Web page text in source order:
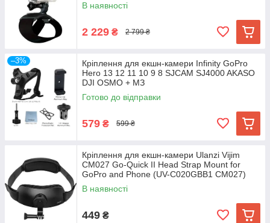
В наявності
2 229 ₴ 2 799 ₴
–3%
Кріплення для екшн-камери Infinity GoPro
Hero 13 12 11 10 9 8 SJCAM SJ4000 AKASO
DJI OSMO + МЗ
Готово до відправки
579 ₴ 599 ₴
Кріплення для екшн-камери Ulanzi Vijim
CM027 Go-Quick II Head Strap Mount for
GoPro and Phone (UV-C020GBB1 CM027)
В наявності
449 ₴